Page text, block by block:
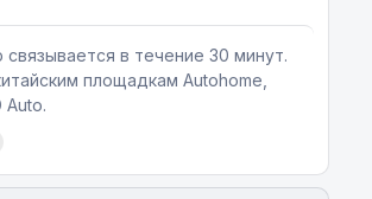
в течение 30 минут.
площадкам Autohome,
Auto.